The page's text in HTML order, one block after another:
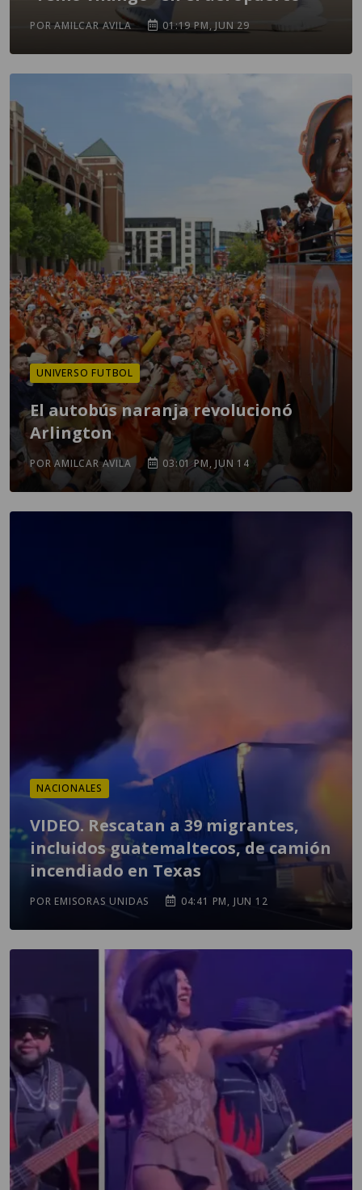
POR AMILCAR AVILA 01:19 PM, JUN 29
UNIVERSO FUTBOL
El autobús naranja revolucionó
Arlington
POR AMILCAR AVILA 03:01 PM, JUN 14
NACIONALES
VIDEO. Rescatan a 39 migrantes,
incluidos guatemaltecos, de camión
incendiado en Texas
POR EMISORAS UNIDAS 04:41 PM, JUN 12